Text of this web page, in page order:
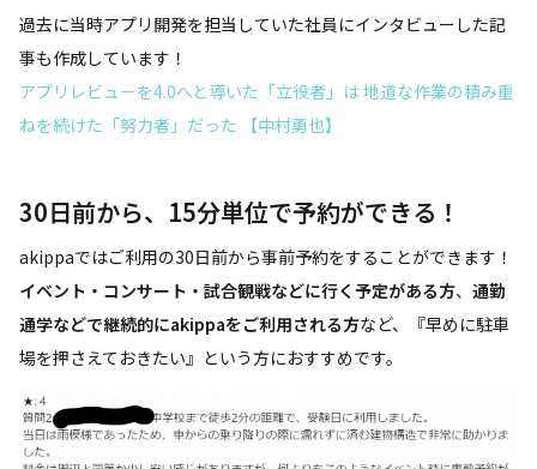
過去に当時アプリ開発を担当していた社員にインタビューした記
事も作成しています！
アプリレビューを4.0へと導いた「立役者」は 地道な作業の積み重
ねを続けた「努力者」だった 【中村勇也】
30日前から、15分単位で予約ができる！
akippaではご利用の30日前から事前予約をすることができます！
イベント・コンサート・試合観戦などに行く予定がある方、 通勤
通学などで継続的にakippaをご利用される方など、『早めに駐車
場を押さえておきたい』という方におすすめです。